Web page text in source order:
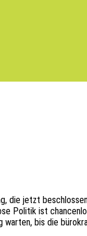
die jetzt
Poli­tik ist
bis die